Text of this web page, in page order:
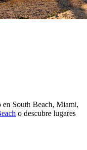
en South Beach, Miami,
o descubre lugares